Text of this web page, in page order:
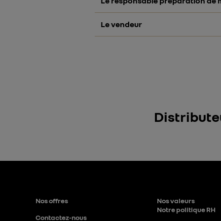
“Chez RRG, tout est possible !"
dans la famille RRG !
assure la coordination d'une
manage une équipe de
Levendeur
Nos offres
Contactez-nous
Nos valeurs
Notre politique RH